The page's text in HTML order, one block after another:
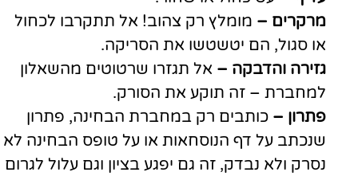
מרקרים – מומלץ רק צהוב! אל תתקרבו לכחול
או סגול, הם יטשטשו את הסריקה.
גזירה והדבקה – אל תגזרו שרטוטים מהשאלון
למחברת – זה תוקע את הסורק.
פתרון – כותבים רק במחברת הבחינה, פתרון
שנכתב על דף הנוסחאות או על טופס הבחינה לא
נסרק ולא נבדק, זה גם יפגע בציון וגם עלול לגרום